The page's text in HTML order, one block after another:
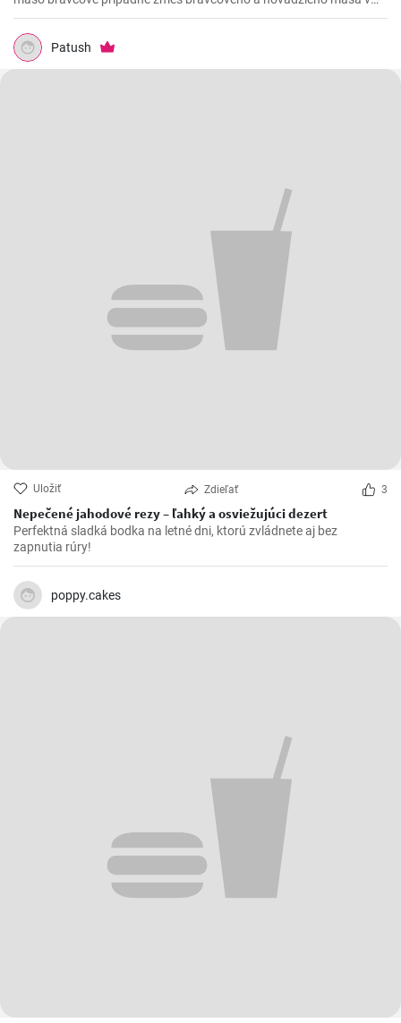
pomere 2 : 1.
Patush
Uložiť Zdieľať 3
Nepečené jahodové rezy – ľahký a osviežujúci dezert
Perfektná sladká bodka na letné dni, ktorú zvládnete aj bez
zapnutia rúry!
poppy.cakes